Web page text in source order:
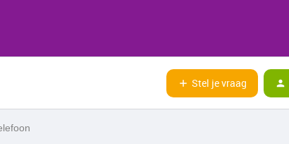
Stel je vraag